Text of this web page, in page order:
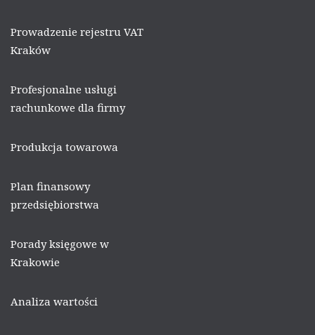
Prowadzenie rejestru VAT
Kraków
Profesjonalne usługi
rachunkowe dla firmy
Produkcja towarowa
Plan finansowy
przedsiębiorstwa
Porady księgowe w
Krakowie
Analiza wartości